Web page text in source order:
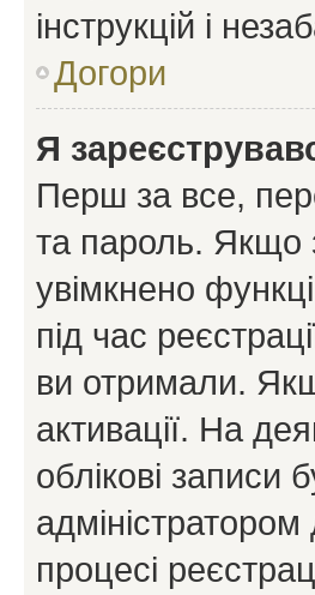
інструкцій і
Догори
Я
Перш за все,
та пароль. Якщо
увімкнено
під час
ви отримали.
активації. На
облікові записи
процесі